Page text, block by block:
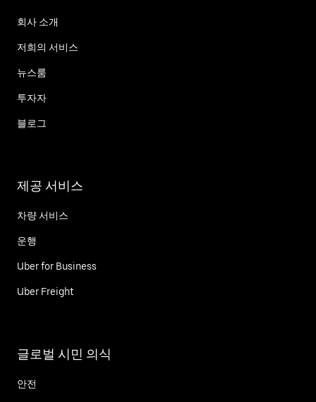
회사 소개
저희의 서비스
뉴스룸
투자자
블로그
제공 서비스
차량 서비스
운행
Uber for Business
Uber Freight
글로벌 시민 의식
안전